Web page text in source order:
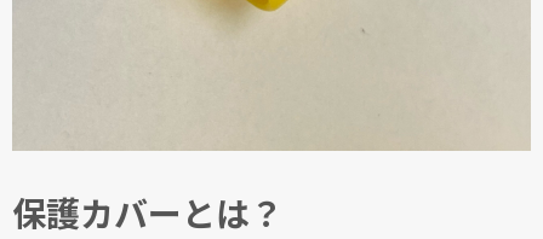
保護カバーとは？